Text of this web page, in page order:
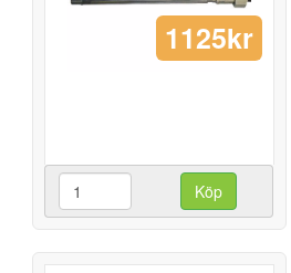
1125kr
Köp